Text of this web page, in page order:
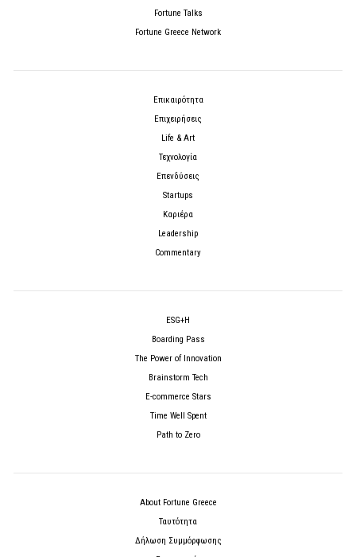
Fortune Talks
Fortune Greece Network
Επικαιρότητα
Επιχειρήσεις
Life & Art
Τεχνολογία
Επενδύσεις
Startups
Καριέρα
Leadership
Commentary
ESG+H
Boarding Pass
The Power of Innovation
Brainstorm Tech
E-commerce Stars
Time Well Spent
Path to Zero
About Fortune Greece
Ταυτότητα
Δήλωση Συμμόρφωσης